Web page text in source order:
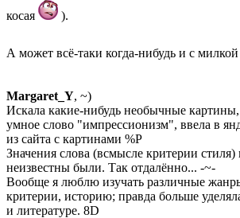
косая
).
А может всё-таки когда-нибудь и с
Margaret_Y, ~)
Искала какие-нибудь необычные
умное слово "импрессионизм", ввела в
из сайта с картинами %P
Значения слова (всмысле критерии
неизвестны были. Так отдалённо... -~-
Вообще я люблю изучать различные
критерии, историю; правда больше
и литературе. 8D